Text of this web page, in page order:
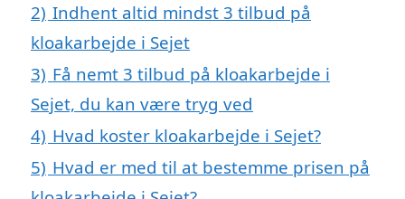
2) Indhent altid mindst 3 tilbud på
kloakarbejde i Sejet
3) Få nemt 3 tilbud på kloakarbejde i
Sejet, du kan være tryg ved
4) Hvad koster kloakarbejde i Sejet?
5) Hvad er med til at bestemme prisen på